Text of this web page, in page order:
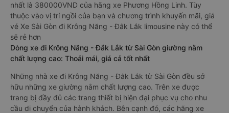
nhất là 380000VND của hãng xe Phương Hồng Linh. Tùy
thuộc vào vị trí ngồi của bạn và chương trình khuyến mãi, giá
vé Xe Sài Gòn đi Krông Năng - Đắk Lắk limousine này có thể
sẽ rẻ hơn
Dòng xe đi Krông Năng - Đắk Lắk từ Sài Gòn giường nằm
chất lượng cao: Thoải mái, giá cả tốt nhất
Những nhà xe đi Krông Năng - Đắk Lắk từ Sài Gòn đều sở
hữu những xe giường nằm chất lượng cao. Trên xe được
trang bị đầy đủ các trang thiết bị hiện đại phục vụ cho nhu
cầu di chuyển của hành khách. Bên cạnh đó, các hãng xe